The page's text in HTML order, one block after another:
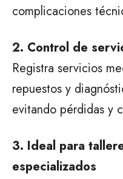
complicaciones
2. Control de
Registra servicios
repuestos y
evitando pérdidas y
3. Ideal para
especializados